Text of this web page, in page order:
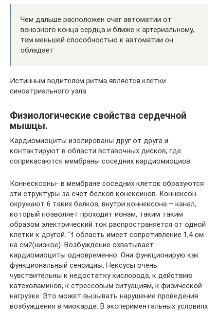
Чем дальше расположен очаг автоматии от
венозного конца сердца и ближе к артериальному,
тем меньшей способностью к автоматии он
обладает
Истинным водителем ритма является клетки
синоатриального узла.
Физиологические свойства сердечной
мышцы.
Кардиомиоциты изолированы друг от друга и
контактируют в области вставочных дисков, где
соприкасаются мембраны соседних кардиомиоциов.
Коннесксоны- в мембране соседних клеток образуются
эти структуры за счет белков конексинов. Коннексон
окружают 6 таких белков, внутри коннексона – канал,
который позволяет проходит ионам, таким таким
образом электрический ток распространяется от одной
клетки к другой. “f область имеет сопротивление 1,4 ом
на см2(низкое). Возбуждение охватывает
кардиомиоциты одновременно. Они функционирую как
функциональный сенсициы. Нексусы очень
чувствительны к недостатку кислорода, к действию
катехоламинов, к стрессовым ситуациям, к физической
нагрузке. Это может вызывать нарушение проведения
возбуждения в миокарде. В экспериментальных условиях